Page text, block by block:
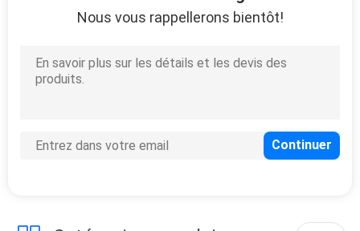
Nous vous rappellerons bientôt!